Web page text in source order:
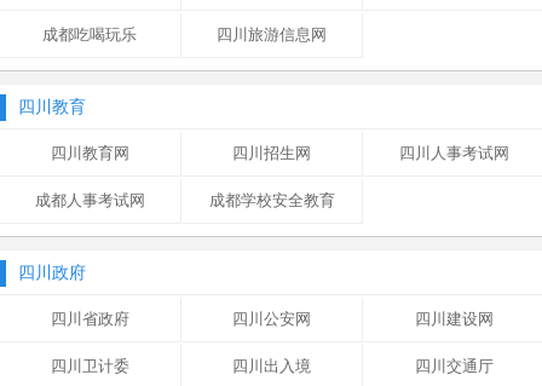
成都吃喝玩乐 四川旅游信息网
四川教育
四川教育网 四川招生网 四川人事考试网
成都人事考试网 成都学校安全教育
四川政府
四川省政府 四川公安网 四川建设网
四川卫计委 四川出入境 四川交通厅